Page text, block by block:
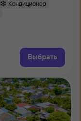
Кондиционер
Выбрать